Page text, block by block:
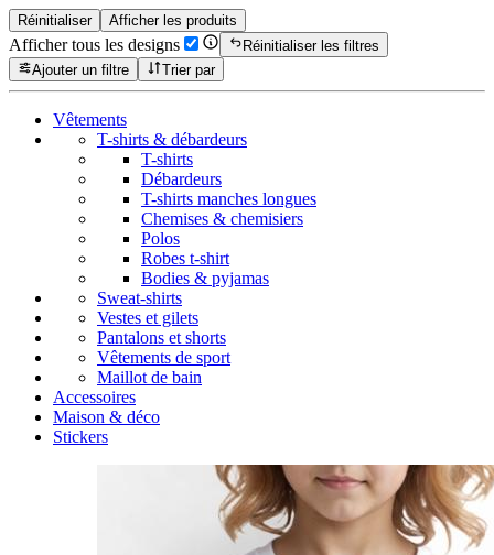
Réinitialiser Afficher les produits
Afficher tous les designs
Réinitialiser les filtres
Ajouter un filtre
Trier par
Vêtements
T-shirts & débardeurs
T-shirts
Débardeurs
T-shirts manches longues
Chemises & chemisiers
Polos
Robes t-shirt
Bodies & pyjamas
Sweat-shirts
Vestes et gilets
Pantalons et shorts
Vêtements de sport
Maillot de bain
Accessoires
Maison & déco
Stickers